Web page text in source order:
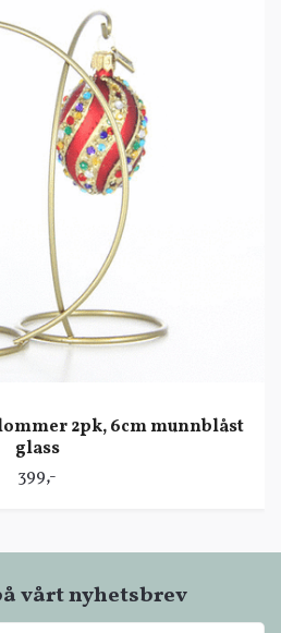
2pk, 6cm munnblåst
glass
399,-
vårt nyhetsbrev